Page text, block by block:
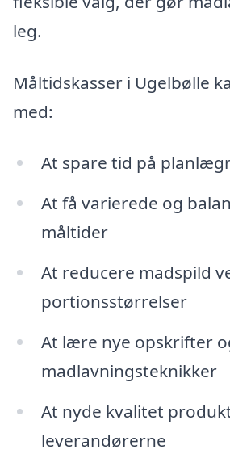
leg.
Måltidskasser i Ugelbølle
med:
At spare tid på
At få varierede og
måltider
At reducere madspild
portionsstørrelser
At lære nye opskrifter
madlavningsteknikker
At nyde kvalitet
leverandørerne